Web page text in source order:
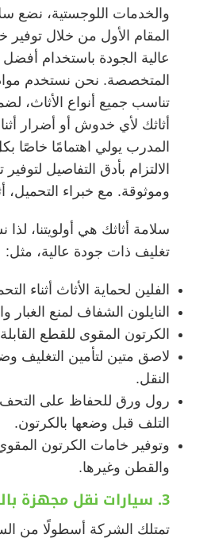
والخدمات اللوجستية، نضع
المقام الأول من خلال
عالية الجودة باستخدام
المتخصصة. نحن نستخدم مواد
تناسب جميع أنواع الأثاث،
أثاثك لأي خدوش أو أضرار
المدرب يولي اهتمامًا خاصًا
الالتزام بأدق التفاصيل
وموثوقة. مع خبراء التحميل،
سلامة أثاثك هي أولويتنا،
تغليف ذات جودة عالية، مثل:
الفلين لحماية الأثاث أثناء
النايلون الشفاف لمنع
الكرتون المقوى للقطع
لاصق متين لتأمين التغليف
النقل.
رول ورق للحفاظ على التحف
التلف قبل وضعها بالكرتون.
وتوفير خامات الكرتون
والقطن وغيرها.
3. سيارات نقل مجهزة بالكامل
تمتلك الشركة أسطولًا من